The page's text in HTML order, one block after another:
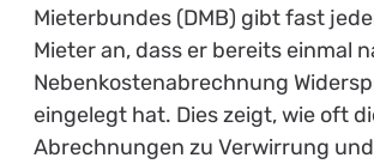
Mieterbundes (DMB) gibt fast
Mieter an, dass er bereits einmal
Nebenkostenabrechnung
eingelegt hat. Dies zeigt, wie oft
Abrechnungen zu Verwirrung